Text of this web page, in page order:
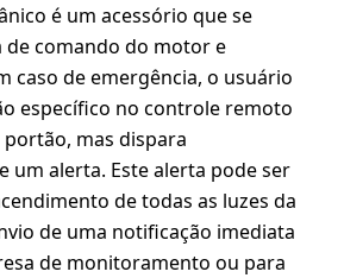
é um acessório que se
de comando do motor e
caso de emergência, o usuário
específico no controle remoto
mas dispara
um alerta. Este alerta pode ser
de todas as luzes da
de uma notificação imediata
de monitoramento ou para